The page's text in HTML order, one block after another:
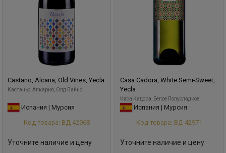
Castano, Alcaria, Old Vines, Yecla
Кастаньо, Алкария, Олд Вайнс
Испания | Мурсия
Код товара: ВД-42968
Уточните наличие и цену
Casa Cadora, White Semi-Sweet,
Yecla
Каса Кадора, Белое Полусладкое
Испания | Мурсия
Код товара: ВД-42971
Уточните наличие и цену